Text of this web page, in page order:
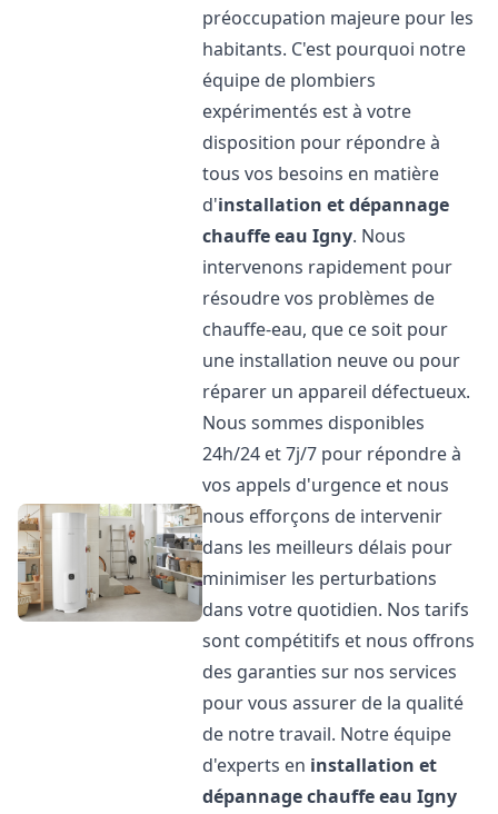
préoccupation majeure pour les
habitants. C'est pourquoi notre
équipe de plombiers
expérimentés est à votre
disposition pour répondre à
tous vos besoins en matière
d'installation et dépannage
chauffe eau Igny. Nous
intervenons rapidement pour
résoudre vos problèmes de
chauffe-eau, que ce soit pour
une installation neuve ou pour
réparer un appareil défectueux.
Nous sommes disponibles
24h/24 et 7j/7 pour répondre à
vos appels d'urgence et nous
nous efforçons de intervenir
dans les meilleurs délais pour
minimiser les perturbations
dans votre quotidien. Nos tarifs
sont compétitifs et nous offrons
des garanties sur nos services
pour vous assurer de la qualité
de notre travail. Notre équipe
d'experts en installation et
dépannage chauffe eau Igny